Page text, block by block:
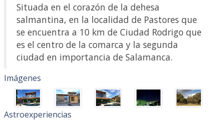
Situada en el corazón de la dehesa
salmantina, en la localidad de Pastores que
se encuentra a 10 km de Ciudad Rodrigo que
es el centro de la comarca y la segunda
ciudad en importancia de Salamanca.
Imágenes
Astroexperiencias